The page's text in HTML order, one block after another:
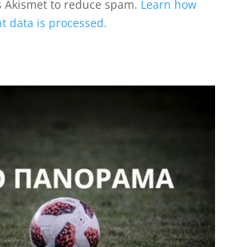
Akismet to reduce spam. Learn how
data is processed.